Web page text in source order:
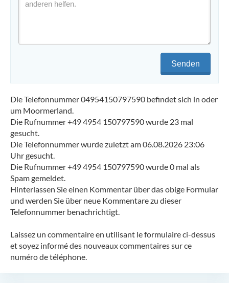
Senden
Die Telefonnummer 04954150797590 befindet sich in oder
um Moormerland.
Die Rufnummer +49 4954 150797590 wurde 23 mal
gesucht.
Die Telefonnummer wurde zuletzt am 06.08.2026 23:06
Uhr gesucht.
Die Rufnummer +49 4954 150797590 wurde 0 mal als
Spam gemeldet.
Hinterlassen Sie einen Kommentar über das obige Formular
und werden Sie über neue Kommentare zu dieser
Telefonnummer benachrichtigt.
Laissez un commentaire en utilisant le formulaire ci-dessus
et soyez informé des nouveaux commentaires sur ce
numéro de téléphone.